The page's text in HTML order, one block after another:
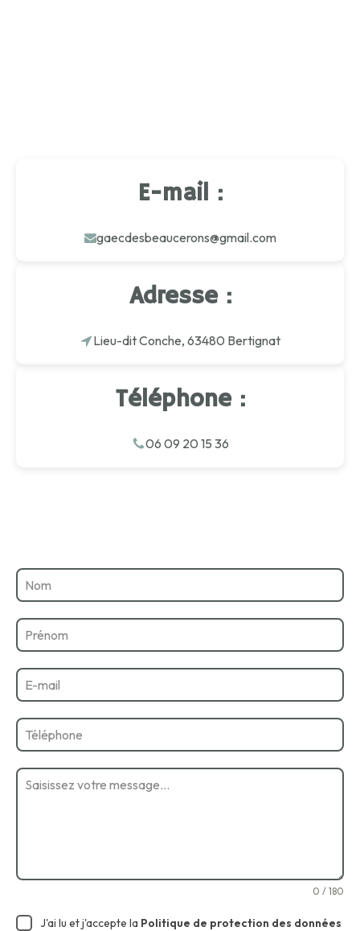
E-mail :
gaecdesbeaucerons@gmail.com
Adresse :
Lieu-dit Conche, 63480 Bertignat
Téléphone :
06 09 20 15 36
0 / 180
J'ai lu et j'accepte la Politique de protection des données